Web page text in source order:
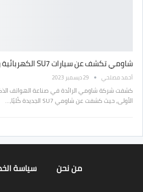
شاومي تكشف عن سيارات SU7 الكهربائية رسميًا بالخارج
أحمد مصلحي 29 ديسمبر 2023
كشفت شركة شاومي الرائدة في صناعة الهواتف
الأولى، حيث كشفت عن شاومي SU7 الجديدة كُليًا،…
من نحن سياسة